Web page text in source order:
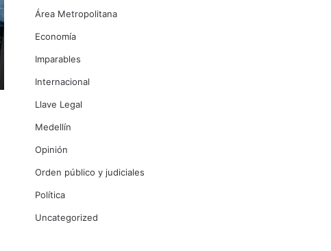
Área Metropolitana
Economía
Imparables
Internacional
Llave Legal
Medellín
Opinión
Orden público y judiciales
Política
Uncategorized